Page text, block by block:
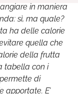
in maniera
sì, ma quale?
ha delle calorie
quella che
della frutta
tabella con i
di
apportate. E’